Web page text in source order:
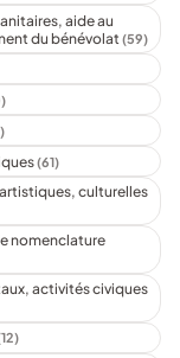
aide au
du bénévolat(59)
(61)
culturelles
nomenclature
activités civiques